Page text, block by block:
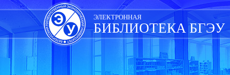
Skip
navigation
ЭЛЕКТРОННАЯ
БИБЛИОТЕКА БГЭУ